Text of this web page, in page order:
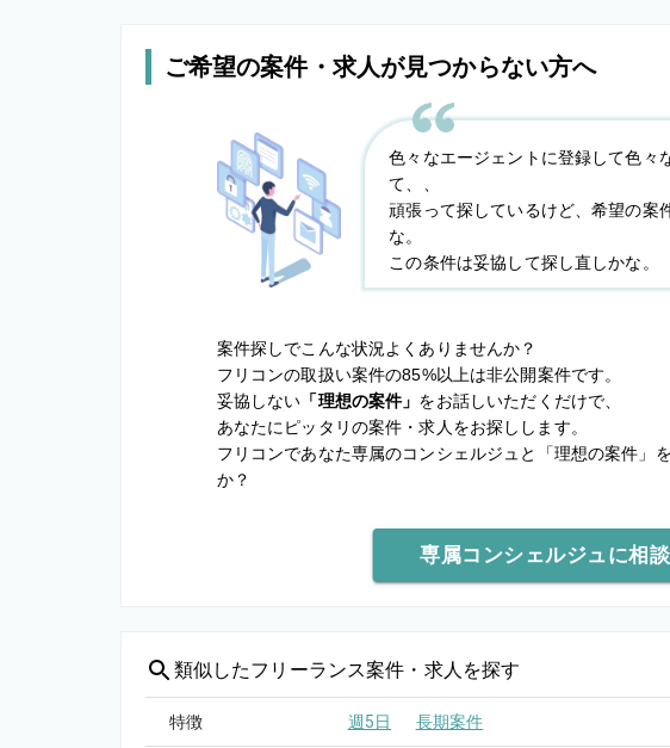
ご希望の案件・求人が見つからない方へ
色々なエージェントに登録して色々
て、、
頑張って探しているけど、希望の案
な。
この条件は妥協して探し直しかな。
案件探しでこんな状況よくありませんか？
フリコンの取扱い案件の85%以上は非公開案件です。
妥協しない 「理想の案件」 をお話しいただくだけで、
あなたにピッタリの案件・求人をお探しします。
フリコンであなた専属のコンシェルジュと
「理想の案件」
か？
専属コンシェルジュに相
類似したフリーランス案件・求人を探す
特徴 週5日 長期案件